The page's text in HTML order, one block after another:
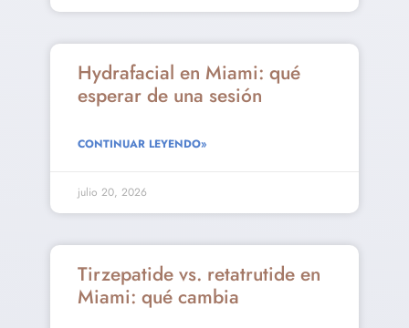
Hydrafacial en Miami: qué
esperar de una sesión
CONTINUAR LEYENDO»
julio 20, 2026
Tirzepatide vs. retatrutide en
Miami: qué cambia